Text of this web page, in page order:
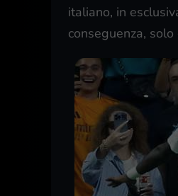
italiano, in
conseguenza,